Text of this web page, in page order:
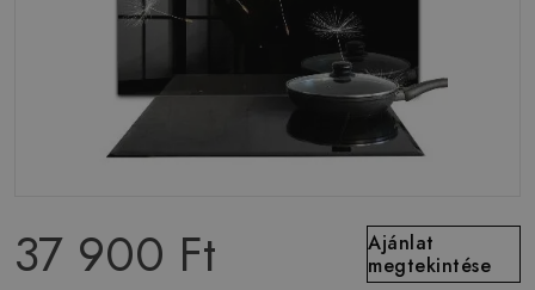
37 900 Ft
Ajánlat
megtekintése